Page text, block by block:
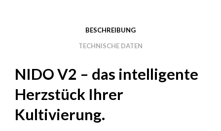
BESCHREIBUNG
TECHNISCHE DATEN
NIDO V2 – das intelligente
Herzstück Ihrer
Kultivierung.